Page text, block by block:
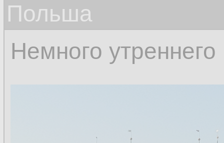
Польша
Немного